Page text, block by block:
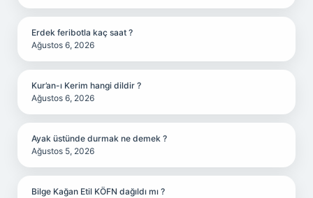
Erdek feribotla kaç saat ?
Ağustos 6, 2026
Kur’an-ı Kerim hangi dildir ?
Ağustos 6, 2026
Ayak üstünde durmak ne demek ?
Ağustos 5, 2026
Bilge Kağan Etil KÖFN dağıldı mı ?